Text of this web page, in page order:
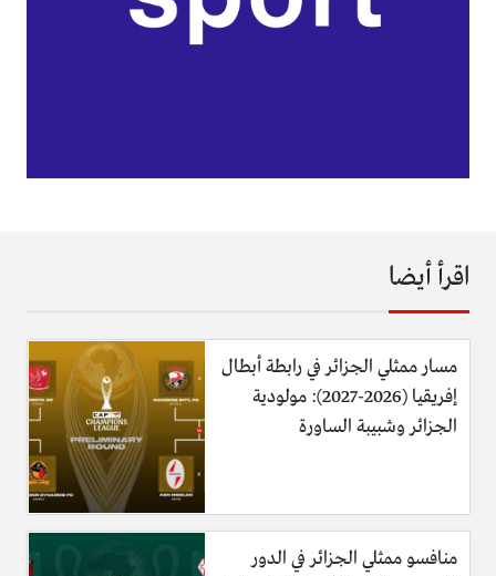
اقرأ أيضا
مسار ممثلي الجزائر في رابطة أبطال
إفريقيا (2026-2027): مولودية
الجزائر وشبيبة الساورة
منافسو ممثلي الجزائر في الدور